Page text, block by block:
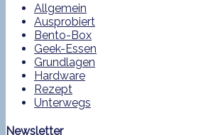
Allgemein
Ausprobiert
Bento-Box
Geek-Essen
Grundlagen
Hardware
Rezept
Unterwegs
Newsletter